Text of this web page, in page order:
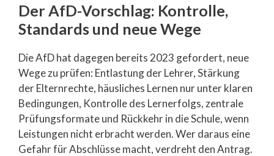
Der AfD-Vorschlag: Kontrolle,
Standards und neue Wege
Die AfD hat dagegen bereits 2023 gefordert, neue
Wege zu prüfen: Entlastung der Lehrer, Stärkung
der Elternrechte, häusliches Lernen nur unter klaren
Bedingungen, Kontrolle des Lernerfolgs, zentrale
Prüfungsformate und Rückkehr in die Schule, wenn
Leistungen nicht erbracht werden. Wer daraus eine
Gefahr für Abschlüsse macht, verdreht den Antrag.